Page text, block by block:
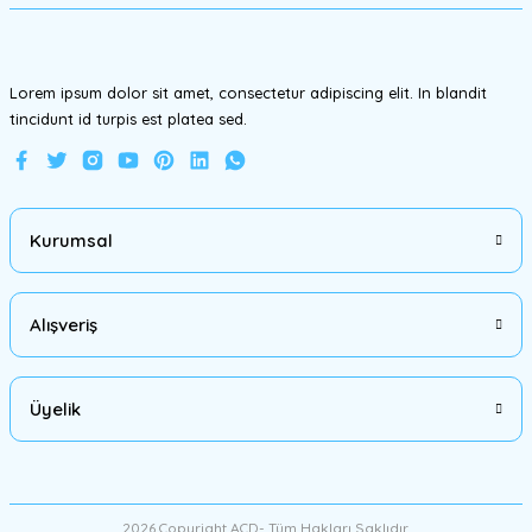
Lorem ipsum dolor sit amet, consectetur adipiscing elit. In blandit
tincidunt id turpis est platea sed.
Kurumsal
Alışveriş
Üyelik
2026 Copyright ACD- Tüm Hakları Saklıdır.